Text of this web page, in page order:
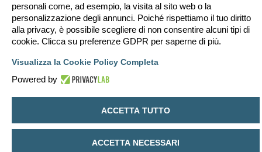
Indice Tutti gli orari sono
Cancella cookie
Contattaci
Creato daphpBB® Forum Software © phpBB Limited
Traduzione Italiana
personali come, ad esempio, la visita al sito web o la
personalizzazione degli annunci. Poiché rispettiamo il tuo diritto
alla privacy, è possibile scegliere di non consentire alcuni tipi di
cookie. Clicca su preferenze GDPR per saperne di più.
Visualizza la Cookie Policy Completa
Powered by
ACCETTA TUTTO
ACCETTA NECESSARI